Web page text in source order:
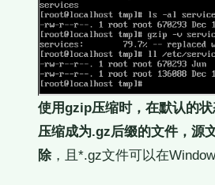
使用gzip压缩时，在默认的
压缩成为.gz后缀的文件，源
除 ，且*.gz文件可以在